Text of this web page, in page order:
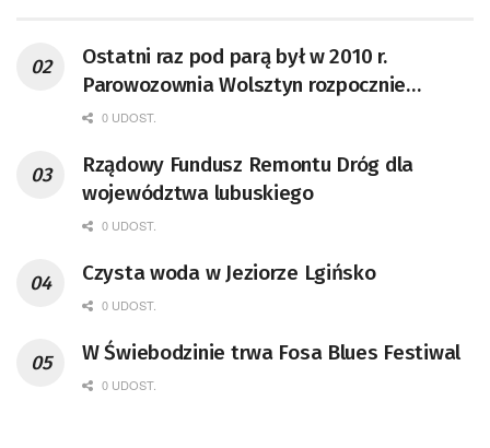
Ostatni raz pod parą był w 2010 r.
Parowozownia Wolsztyn rozpocznie
remont unikatowego Tr5-65
0 UDOST.
Rządowy Fundusz Remontu Dróg dla
województwa lubuskiego
0 UDOST.
Czysta woda w Jeziorze Lgińsko
0 UDOST.
W Świebodzinie trwa Fosa Blues Festiwal
0 UDOST.